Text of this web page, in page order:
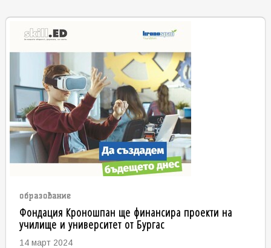
образование
Фондация Кроношпан ще финансира проекти на
училище и университет от Бургас
14 март 2024